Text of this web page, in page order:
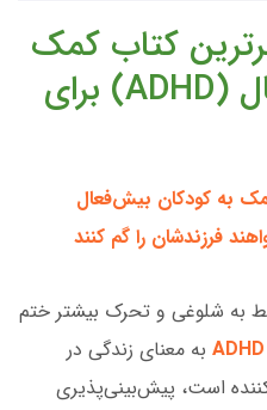
کتاب کمک
به کودکان بیش‌فعال (ADHD) برای
به کودکان بیش‌فعال
به شلوغی و تحرک بیشتر ختم
به معنای زندگی در
است، پیش‌بینی‌پذیری